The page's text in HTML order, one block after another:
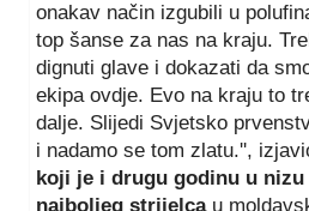
onakav način izgubili u
top šanse za nas na kraju.
dignuti glave i dokazati da
ekipa ovdje. Evo na kraju to
dalje. Slijedi Svjetsko
i nadamo se tom zlatu.'',
koji je i drugu godinu u
najboljeg strijelcau